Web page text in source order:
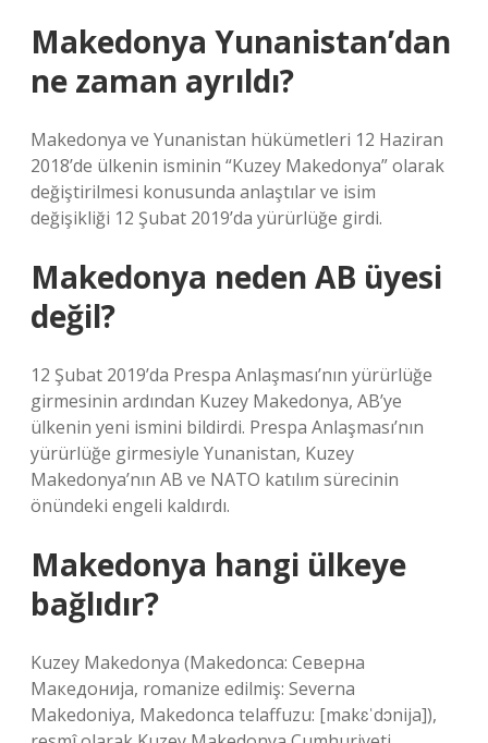
Makedonya Yunanistan’dan
ne zaman ayrıldı?
Makedonya ve Yunanistan hükümetleri 12 Haziran
2018’de ülkenin isminin “Kuzey Makedonya” olarak
değiştirilmesi konusunda anlaştılar ve isim
değişikliği 12 Şubat 2019’da yürürlüğe girdi.
Makedonya neden AB üyesi
değil?
12 Şubat 2019’da Prespa Anlaşması’nın yürürlüğe
girmesinin ardından Kuzey Makedonya, AB’ye
ülkenin yeni ismini bildirdi. Prespa Anlaşması’nın
yürürlüğe girmesiyle Yunanistan, Kuzey
Makedonya’nın AB ve NATO katılım sürecinin
önündeki engeli kaldırdı.
Makedonya hangi ülkeye
bağlıdır?
Kuzey Makedonya (Makedonca: Северна
Македонија, romanize edilmiş: Severna
Makedoniya, Makedonca telaffuzu: [makɛˈdɔnija]),